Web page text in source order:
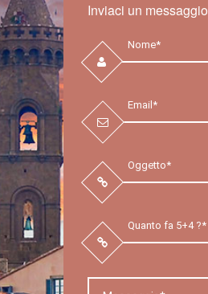
Inviaci un messaggio